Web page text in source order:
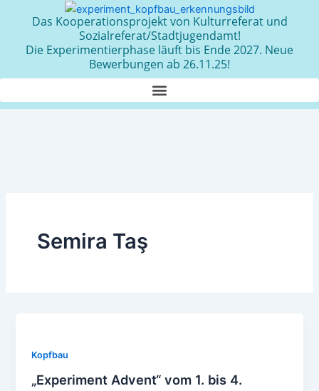
Das Kooperationsprojekt von Kulturreferat und
Sozialreferat/Stadtjugendamt!
Die Experimentierphase läuft bis Ende 2027. Neue
Bewerbungen ab 26.11.25!
Semira Taş
Kopfbau
„Experiment Advent“ vom 1. bis 4.